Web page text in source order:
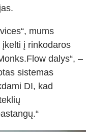
mums
į rinkodaros
dalys“, –
sistemas
DI, kad